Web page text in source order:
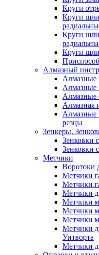
Круги
Круги
Круги
Круги
Алмазный
Алмазные
Алмазные
Алмазные
Алмазная
Алмазные
резцы
Зенкеры,
Зенковки
Зенковки
Метчики
Воротоки
Метчики
Метчики
Метчики
Метчики
Метчики
Метчики
Метчики
Уитворта
Метчики